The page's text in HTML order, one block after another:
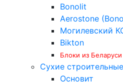
Bonolit
Aerostone
Могилевский
Bikton
Блоки из Беларуси
Сухие
Основит